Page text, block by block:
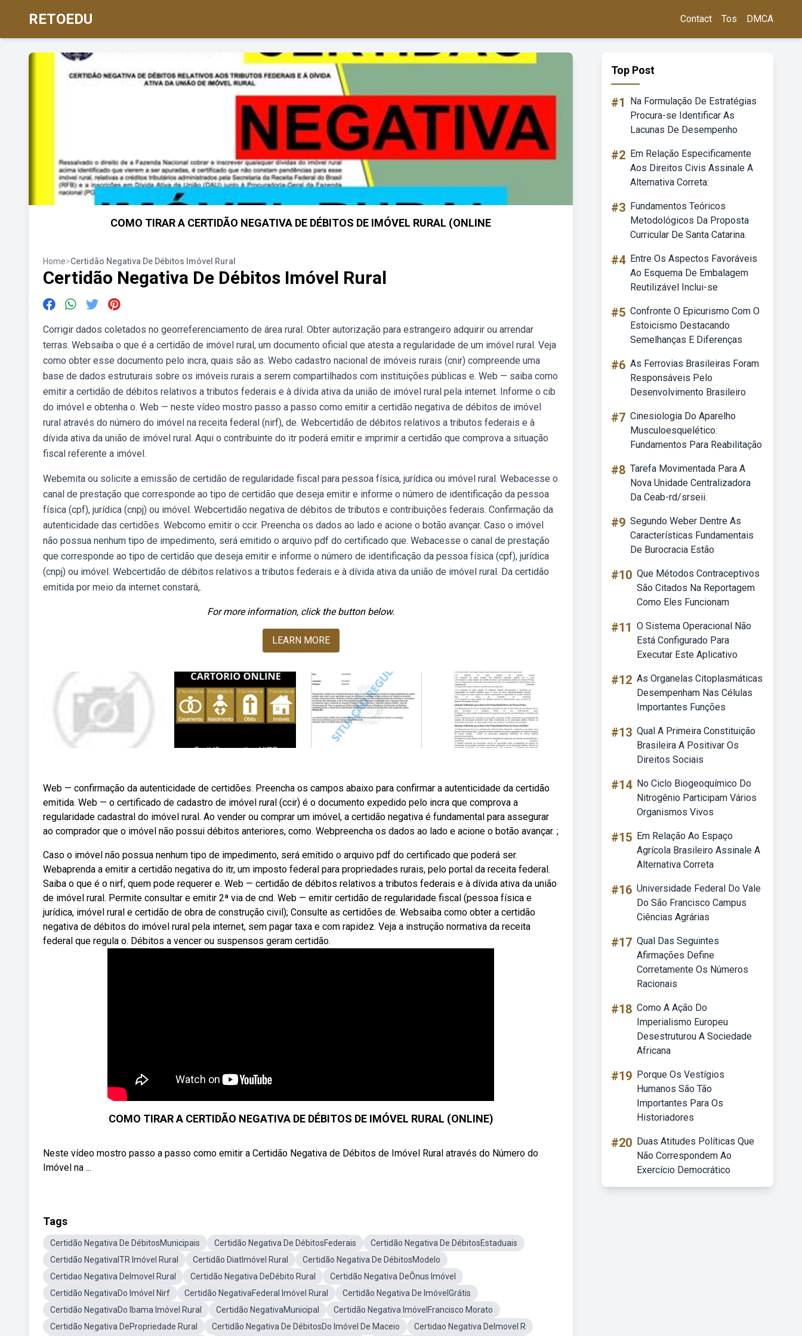
RETOEDU Contact Tos DMCA
COMO TIRAR A CERTIDÃO NEGATIVA DE DÉBITOS DE IMÓVEL RURAL (ONLINE
Home>Certidão Negativa De Débitos Imóvel Rural
Certidão Negativa De Débitos Imóvel Rural
Corrigir dados coletados no georreferenciamento de área rural. Obter autorização para estrangeiro adquirir ou arrendar
terras. Websaiba o que é a certidão de imóvel rural, um documento oficial que atesta a regularidade de um imóvel rural. Veja
como obter esse documento pelo incra, quais são as. Webo cadastro nacional de imóveis rurais (cnir) compreende uma
base de dados estruturais sobre os imóveis rurais a serem compartilhados com instituições públicas e. Web — saiba como
emitir a certidão de débitos relativos a tributos federais e à dívida ativa da união de imóvel rural pela internet. Informe o cib
do imóvel e obtenha o. Web — neste vídeo mostro passo a passo como emitir a certidão negativa de débitos de imóvel
rural através do número do imóvel na receita federal (nirf), de. Webcertidão de débitos relativos a tributos federais e à
dívida ativa da união de imóvel rural. Aqui o contribuinte do itr poderá emitir e imprimir a certidão que comprova a situação
fiscal referente a imóvel.
Webemita ou solicite a emissão de certidão de regularidade fiscal para pessoa física, jurídica ou imóvel rural. Webacesse o
canal de prestação que corresponde ao tipo de certidão que deseja emitir e informe o número de identificação da pessoa
física (cpf), jurídica (cnpj) ou imóvel. Webcertidão negativa de débitos de tributos e contribuições federais. Confirmação da
autenticidade das certidões. Webcomo emitir o ccir. Preencha os dados ao lado e acione o botão avançar. Caso o imóvel
não possua nenhum tipo de impedimento, será emitido o arquivo pdf do certificado que. Webacesse o canal de prestação
que corresponde ao tipo de certidão que deseja emitir e informe o número de identificação da pessoa física (cpf), jurídica
(cnpj) ou imóvel. Webcertidão de débitos relativos a tributos federais e à dívida ativa da união de imóvel rural. Da certidão
emitida por meio da internet constará,.
For more information, click the button below.
LEARN MORE
Web — confirmação da autenticidade de certidões. Preencha os campos abaixo para confirmar a autenticidade da certidão
emitida. Web — o certificado de cadastro de imóvel rural (ccir) é o documento expedido pelo incra que comprova a
regularidade cadastral do imóvel rural. Ao vender ou comprar um imóvel, a certidão negativa é fundamental para assegurar
ao comprador que o imóvel não possui débitos anteriores, como. Webpreencha os dados ao lado e acione o botão avançar. ;
Caso o imóvel não possua nenhum tipo de impedimento, será emitido o arquivo pdf do certificado que poderá ser.
Webaprenda a emitir a certidão negativa do itr, um imposto federal para propriedades rurais, pelo portal da receita federal.
Saiba o que é o nirf, quem pode requerer e. Web — certidão de débitos relativos a tributos federais e à dívida ativa da união
de imóvel rural. Permite consultar e emitir 2ª via de cnd. Web — emitir certidão de regularidade fiscal (pessoa física e
jurídica, imóvel rural e certidão de obra de construção civil); Consulte as certidões de. Websaiba como obter a certidão
negativa de débitos do imóvel rural pela internet, sem pagar taxa e com rapidez. Veja a instrução normativa da receita
federal que regula o. Débitos a vencer ou suspensos geram certidão.
COMO TIRAR A CERTIDÃO NEGATIVA DE DÉBITOS DE IMÓVEL RURAL (ONLINE)
Neste vídeo mostro passo a passo como emitir a Certidão Negativa de Débitos de Imóvel Rural através do Número do
Imóvel na ...
Tags
Certidão Negativa De DébitosMunicipais Certidão Negativa De DébitosFederais
Certidão Negativa De DébitosEstaduais
Certidão NegativaITR Imóvel Rural
Certidão DiatImóvel Rural
Certidão Negativa De DébitosModelo
Certidao Negativa DeImovel Rural
Certidão Negativa DeDébito Rural
Certidão Negativa DeÔnus Imóvel
Certidão NegativaDo Imóvel Nirf
Certidão NegativaFederal Imóvel Rural
Certidão Negativa De ImóvelGrátis
Certidão NegativaDo Ibama Imóvel Rural
Certidão NegativaMunicipal
Certidão Negativa ImóvelFrancisco Morato
Certidão Negativa DePropriedade Rural
Certidão Negativa De DébitosDo Imóvel De Maceio Certidao Negativa DeImovel R
Top Post
#1
Na Formulação De Estratégias
Procura-se Identificar As
Lacunas De Desempenho
#2 Em Relação Especificamente
Aos Direitos Civis Assinale A
Alternativa Correta:
#3 Fundamentos Teóricos
Metodológicos Da Proposta
Curricular De Santa Catarina.
#4 Entre Os Aspectos Favoráveis
Ao Esquema De Embalagem
Reutilizável Inclui-se
#5 Confronte O Epicurismo Com O
Estoicismo Destacando
Semelhanças E Diferenças
#6 As Ferrovias Brasileiras Foram
Responsáveis Pelo
Desenvolvimento Brasileiro
#7 Cinesiologia Do Aparelho
Musculoesquelético:
Fundamentos Para Reabilitação
#8 Tarefa Movimentada Para A
Nova Unidade Centralizadora
Da Ceab-rd/srseii.
#9 Segundo Weber Dentre As
Características Fundamentais
De Burocracia Estão
#10 Que Métodos Contraceptivos
São Citados Na Reportagem
Como Eles Funcionam
#11 O Sistema Operacional Não
Está Configurado Para
Executar Este Aplicativo
#12 As Organelas Citoplasmáticas
Desempenham Nas Células
Importantes Funções
#13 Qual A Primeira Constituição
Brasileira A Positivar Os
Direitos Sociais
#14 No Ciclo Biogeoquímico Do
Nitrogênio Participam Vários
Organismos Vivos
#15 Em Relação Ao Espaço
Agrícola Brasileiro Assinale A
Alternativa Correta
#16 Universidade Federal Do Vale
Do São Francisco Campus
Ciências Agrárias
#17 Qual Das Seguintes
Afirmações Define
Corretamente Os Números
Racionais
#18 Como A Ação Do
Imperialismo Europeu
Desestruturou A Sociedade
Africana
#19 Porque Os Vestígios
Humanos São Tão
Importantes Para Os
Historiadores
#20 Duas Atitudes Políticas Que
Não Correspondem Ao
Exercício Democrático